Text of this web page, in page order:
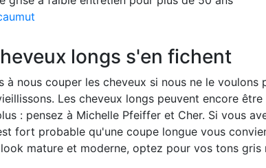
longs s'en fichent
à nous couper les cheveux si nous ne le voulons
Les cheveux longs peuvent encore être
: pensez à Michelle Pfeiffer et Cher. Si vous
fort probable qu'une coupe longue vous
mature et moderne, optez pour vos tons gris